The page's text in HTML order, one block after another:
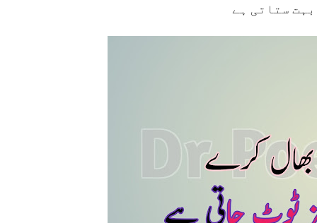
ستاتی ہے